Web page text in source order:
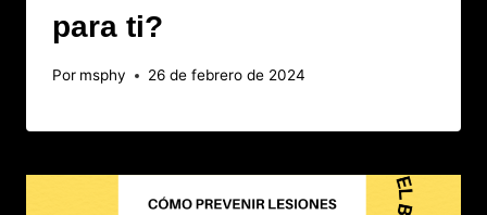
para ti?
Por msphy 26 de febrero de 2024